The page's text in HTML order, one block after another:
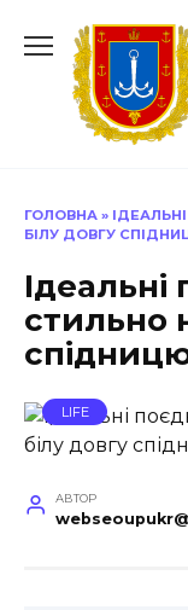
до
ГОЛОВНА »
БІЛУ ДОВГУ
стильно
LIFE
АВТОР